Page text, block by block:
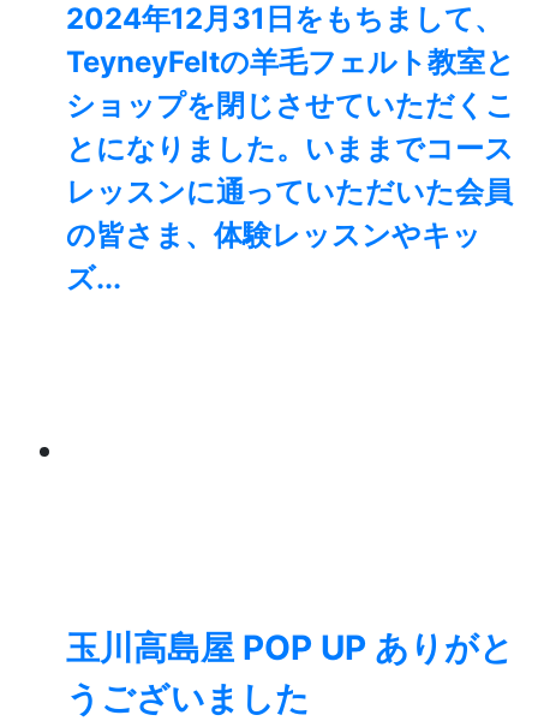
2024年12月31日をもちまして、
TeyneyFeltの羊毛フェルト教室と
ショップを閉じさせていただくこ
とになりました。⁡いままでコース
レッスンに通っていただいた会員
の皆さま、体験レッスンやキッ
ズ...
玉川高島屋 POP UP ありがと
うございました